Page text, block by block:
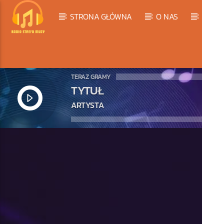
STRONA GŁÓWNA O NAS
TERAZ GRAMY
TYTUŁ
ARTYSTA